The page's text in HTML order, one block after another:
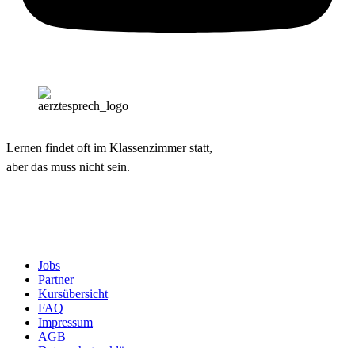
Lernen findet oft im Klassenzimmer statt,
aber das muss nicht sein.
Jobs
Partner
Kursübersicht
FAQ
Impressum
AGB